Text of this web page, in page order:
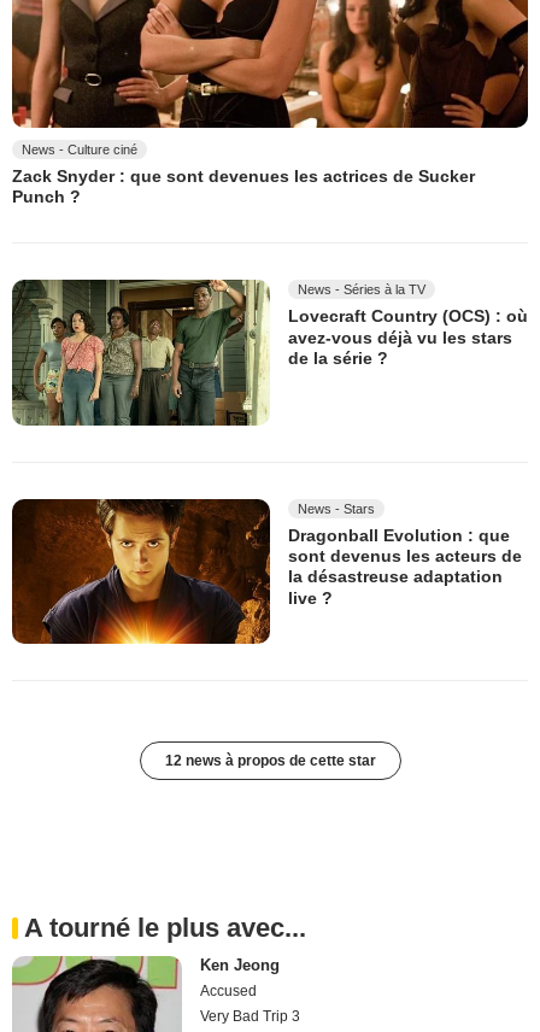
News - Culture ciné
Zack Snyder : que sont devenues les actrices de Sucker
Punch ?
News - Séries à la TV
Lovecraft Country (OCS) : où
avez-vous déjà vu les stars
de la série ?
News - Stars
Dragonball Evolution : que
sont devenus les acteurs de
la désastreuse adaptation
live ?
12 news à propos de cette star
A tourné le plus avec...
Ken Jeong
Accused
Very Bad Trip 3